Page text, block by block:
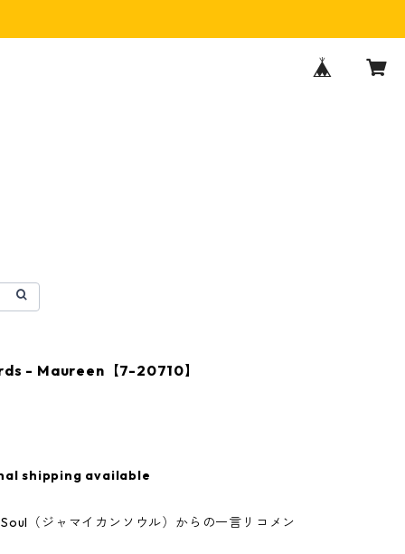
- Maureen【7-20710】
shipping available
Soul（ジャマイカンソウル）からの一言リコメン